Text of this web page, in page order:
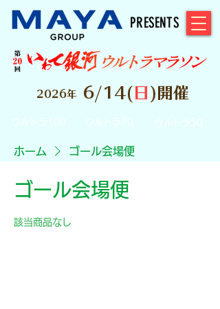
2026年 6/14( 日 )開催
ウルトラ100 ウルトラ70 ウルトラ50
PRESENTS
ホーム ゴール会場便
ゴール会場便
該当商品なし